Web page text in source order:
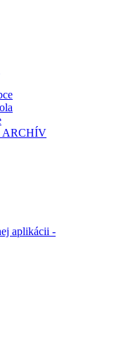
ARCHÍV
aplikácii -